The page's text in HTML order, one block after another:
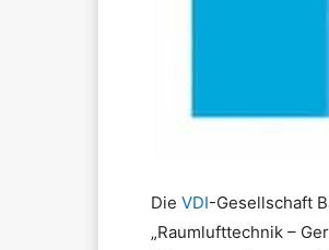
Die VDI-Gesellschaft
„Raumlufttechnik –